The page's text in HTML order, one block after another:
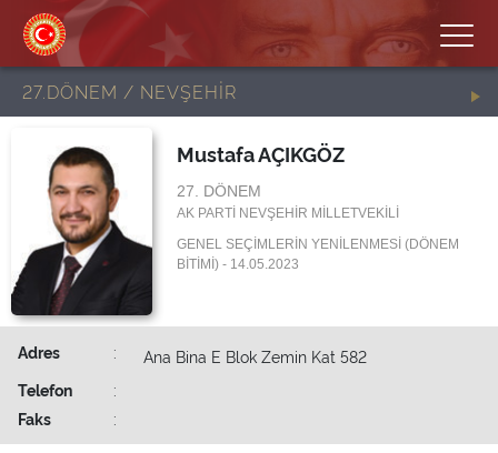
27.DÖNEM / NEVŞEHİR
Mustafa AÇIKGÖZ
27. DÖNEM
AK PARTİ NEVŞEHİR MİLLETVEKİLİ
GENEL SEÇİMLERİN YENİLENMESİ (DÖNEM
BİTİMİ) - 14.05.2023
Adres :
Ana Bina E Blok Zemin Kat 582
Telefon
:
Faks
: